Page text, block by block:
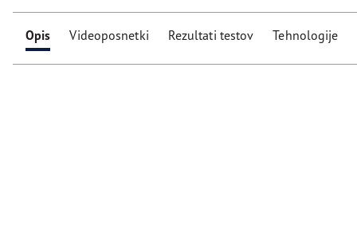
Opis Videoposnetki Rezultati testov Tehnologije